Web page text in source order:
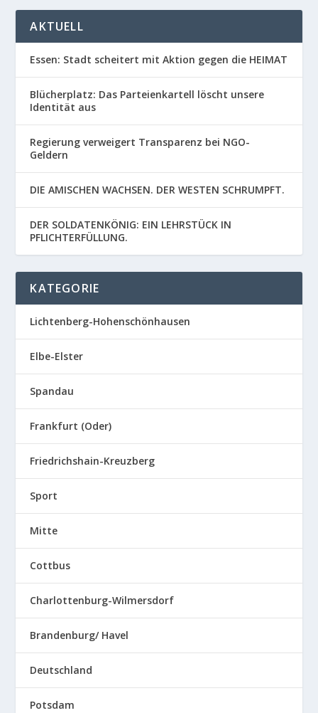
AKTUELL
Essen: Stadt scheitert mit Aktion gegen die HEIMAT
Blücherplatz: Das Parteienkartell löscht unsere
Identität aus
Regierung verweigert Transparenz bei NGO-
Geldern
DIE AMISCHEN WACHSEN. DER WESTEN SCHRUMPFT.
DER SOLDATENKÖNIG: EIN LEHRSTÜCK IN
PFLICHTERFÜLLUNG.
KATEGORIE
Lichtenberg-Hohenschönhausen
Elbe-Elster
Spandau
Frankfurt (Oder)
Friedrichshain-Kreuzberg
Sport
Mitte
Cottbus
Charlottenburg-Wilmersdorf
Brandenburg/ Havel
Deutschland
Potsdam